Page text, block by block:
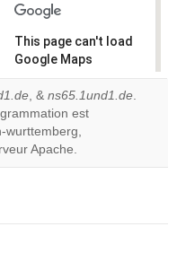
This page can't load
Google Maps
correctly.
Do you
own this
website?
, & ns65.1und1.de.
est
wurttemberg,
Apache.